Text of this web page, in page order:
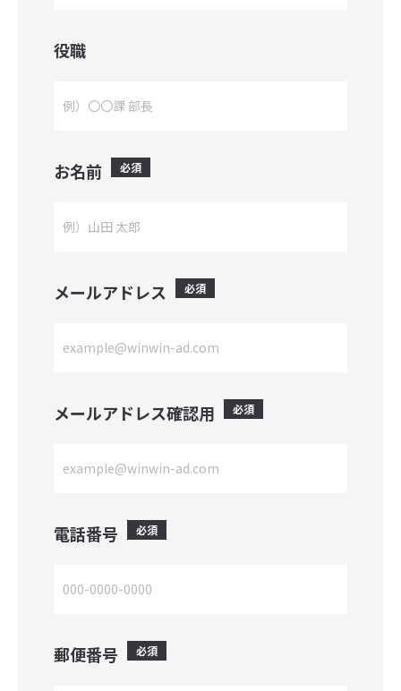
プロモーション事業
Webサイト制作・運用
その他のプロモーション
行政業務受託事業
行政業務受託への想い
- 行政受託事業に紐づく事業一覧
お問い合わせ総合TOP
役職
お名前 必須
メールアドレス 必須
メールアドレス確認用 必須
電話番号 必須
郵便番号 必須